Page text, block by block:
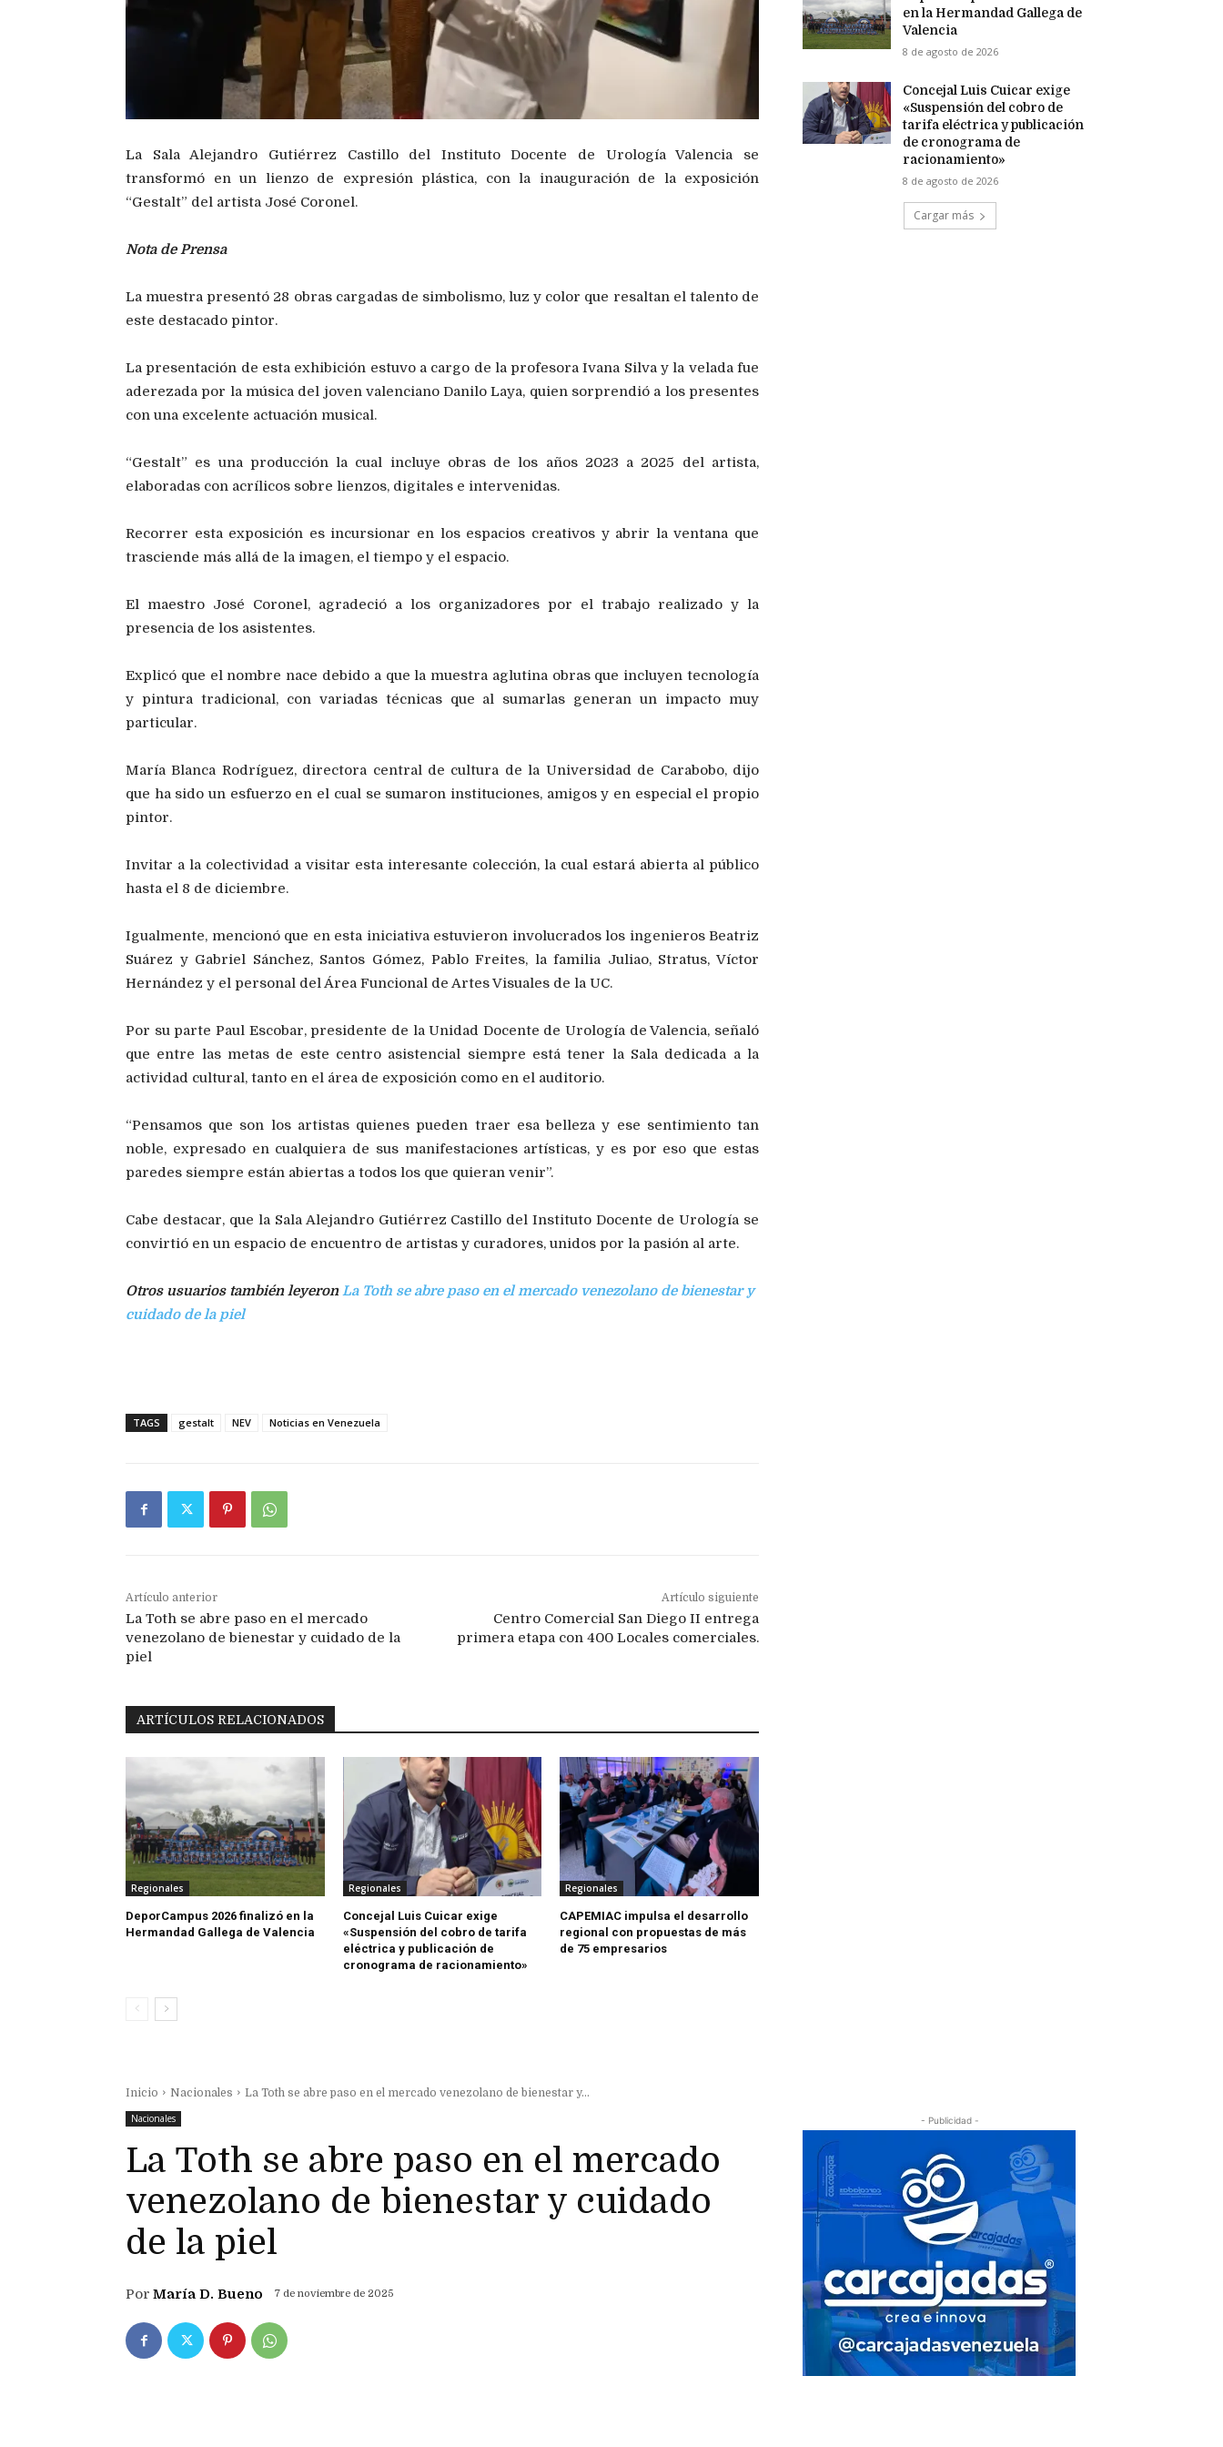
La Sala Alejandro Gutiérrez Castillo del Instituto Docente de Urología Valencia se
transformó en un lienzo de expresión plástica, con la inauguración de la exposición
“Gestalt” del artista José Coronel.
Nota de Prensa
La muestra presentó 28 obras cargadas de simbolismo, luz y color que resaltan el talento de
este destacado pintor.
La presentación de esta exhibición estuvo a cargo de la profesora Ivana Silva y la velada fue
aderezada por la música del joven valenciano Danilo Laya, quien sorprendió a los presentes
con una excelente actuación musical.
“Gestalt” es una producción la cual incluye obras de los años 2023 a 2025 del artista,
elaboradas con acrílicos sobre lienzos, digitales e intervenidas.
Recorrer esta exposición es incursionar en los espacios creativos y abrir la ventana que
trasciende más allá de la imagen, el tiempo y el espacio.
El maestro José Coronel, agradeció a los organizadores por el trabajo realizado y la
presencia de los asistentes.
Explicó que el nombre nace debido a que la muestra aglutina obras que incluyen tecnología
y pintura tradicional, con variadas técnicas que al sumarlas generan un impacto muy
particular.
María Blanca Rodríguez, directora central de cultura de la Universidad de Carabobo, dijo
que ha sido un esfuerzo en el cual se sumaron instituciones, amigos y en especial el propio
pintor.
Invitar a la colectividad a visitar esta interesante colección, la cual estará abierta al público
hasta el 8 de diciembre.
Igualmente, mencionó que en esta iniciativa estuvieron involucrados los ingenieros Beatriz
Suárez y Gabriel Sánchez, Santos Gómez, Pablo Freites, la familia Juliao, Stratus, Víctor
Hernández y el personal del Área Funcional de Artes Visuales de la UC.
Por su parte Paul Escobar, presidente de la Unidad Docente de Urología de Valencia, señaló
que entre las metas de este centro asistencial siempre está tener la Sala dedicada a la
actividad cultural, tanto en el área de exposición como en el auditorio.
“Pensamos que son los artistas quienes pueden traer esa belleza y ese sentimiento tan
noble, expresado en cualquiera de sus manifestaciones artísticas, y es por eso que estas
paredes siempre están abiertas a todos los que quieran venir”.
Cabe destacar, que la Sala Alejandro Gutiérrez Castillo del Instituto Docente de Urología se
convirtió en un espacio de encuentro de artistas y curadores, unidos por la pasión al arte.
Otros usuarios también leyeronLa Toth se abre paso en el mercado venezolano de bienestar y
cuidado de la piel
TAGS gestalt NEV Noticias en Venezuela
Artículo anterior
La Toth se abre paso en el mercado
venezolano de bienestar y cuidado de la
piel
Artículo siguiente
Centro Comercial San Diego II entrega
primera etapa con 400 Locales comerciales.
ARTÍCULOS RELACIONADOS
Regionales
DeporCampus 2026 finalizó en la
Hermandad Gallega de Valencia
Regionales
Concejal Luis Cuicar exige
«Suspensión del cobro de tarifa
eléctrica y publicación de
cronograma de racionamiento»
Regionales
CAPEMIAC impulsa el desarrollo
regional con propuestas de más
de 75 empresarios
en la Hermandad Gallega de
Valencia
8 de agosto de 2026
Concejal Luis Cuicar exige
«Suspensión del cobro de
tarifa eléctrica y publicación
de cronograma de
racionamiento»
8 de agosto de 2026
Cargar más